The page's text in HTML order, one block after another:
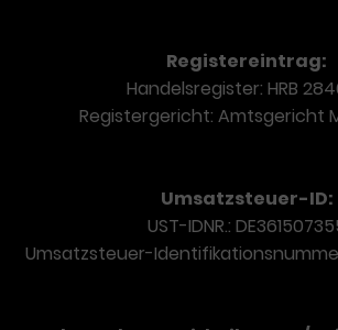
Registereintrag:
Handelsregister: HRB
Registergericht: Amtsgericht
Umsatzsteuer-ID:
UST-IDNR.:
Umsatzsteuer-